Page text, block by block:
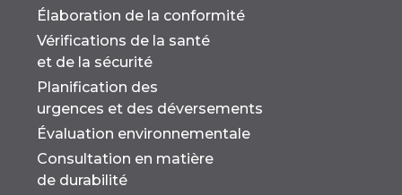
Élaboration de la conformité
Vérifications de la santé
et de la sécurité
Planification des
urgences et des déversements
Évaluation environnementale
Consultation en matière
de durabilité